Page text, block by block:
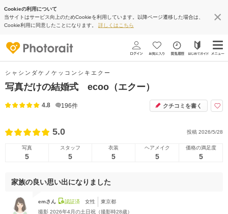
Cookieの利用について
当サイトはサービス向上のためCookieを利用しています。以降ページ遷移した場合は、
Cookie利用に同意したことになります。 詳しくはこちら
シャシンダケノケッコンシキエクー
写真だけの結婚式 ecoo（エクー）
4.8 196件 クチコミを書く
5.0 投稿 2026/5/28
写真
5
スタッフ
5
衣装
5
ヘアメイク
5
価格の満足度
5
家族の良い思い出になりました
emさん 認証済 女性
東京都
撮影 2026年4月の土日祝（撮影時28歳）